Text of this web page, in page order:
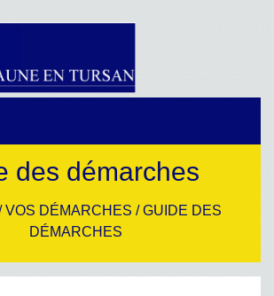
des démarches
VOS DÉMARCHES /GUIDE DES
DÉMARCHES